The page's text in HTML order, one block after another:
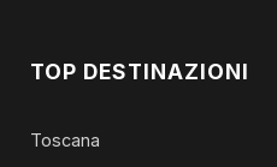
TOP DESTINAZIONI
Toscana